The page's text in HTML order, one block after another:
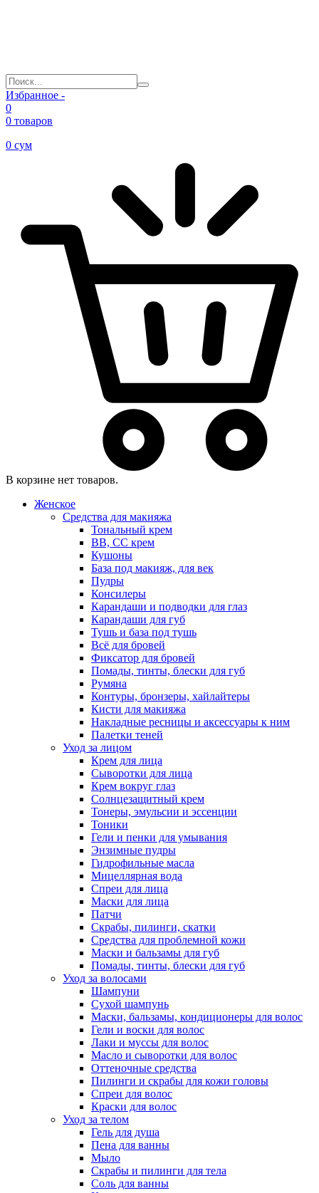
Избранное -
0
0 товаров
0 сум
В корзине нет товаров.
Женское
Средства для макияжа
Тональный крем
BB, CC крем
Кушоны
База под макияж, для век
Пудры
Консилеры
Карандаши и подводки для глаз
Карандаши для губ
Тушь и база под тушь
Всё для бровей
Фиксатор для бровей
Помады, тинты, блески для губ
Румяна
Контуры, бронзеры, хайлайтеры
Кисти для макияжа
Накладные ресницы и аксессуары к ним
Палетки теней
Уход за лицом
Крем для лица
Сыворотки для лица
Крем вокруг глаз
Солнцезащитный крем
Тонеры, эмульсии и эссенции
Тоники
Гели и пенки для умывания
Энзимные пудры
Гидрофильные масла
Мицеллярная вода
Спреи для лица
Маски для лица
Патчи
Скрабы, пилинги, скатки
Средства для проблемной кожи
Маски и бальзамы для губ
Помады, тинты, блески для губ
Уход за волосами
Шампуни
Сухой шампунь
Маски, бальзамы, кондиционеры для волос
Гели и воски для волос
Лаки и муссы для волос
Масло и сыворотки для волос
Оттеночные средства
Пилинги и скрабы для кожи головы
Спреи для волос
Краски для волос
Уход за телом
Гель для душа
Пена для ванны
Мыло
Скрабы и пилинги для тела
Соль для ванны